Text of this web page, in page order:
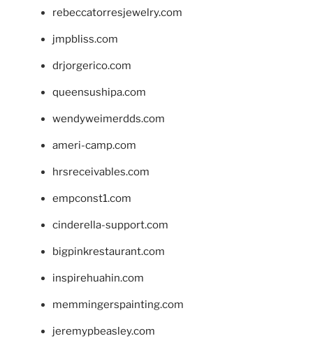
rebeccatorresjewelry.com
jmpbliss.com
drjorgerico.com
queensushipa.com
wendyweimerdds.com
ameri-camp.com
hrsreceivables.com
empconst1.com
cinderella-support.com
bigpinkrestaurant.com
inspirehuahin.com
memmingerspainting.com
jeremypbeasley.com